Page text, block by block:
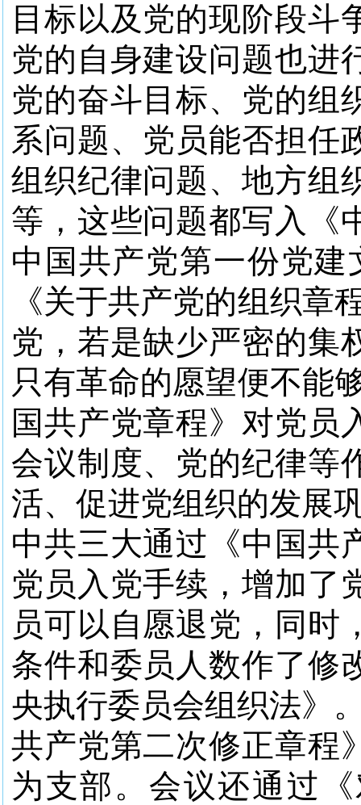
目标以及党的现阶段斗
党的自身建设问题也进
党的奋斗目标、党的组
系问题、党员能否担任
组织纪律问题、地方组
等，这些问题都写入《
中国共产党第一份党建
《关于共产党的组织章
党，若是缺少严密的集
只有革命的愿望便不能
国共产党章程》对党员
会议制度、党的纪律等
活、促进党组织的发展
中共三大通过《中国共
党员入党手续，增加了
员可以自愿退党，同时
条件和委员人数作了修
央执行委员会组织法》
共产党第二次修正章程
为支部。会议还通过